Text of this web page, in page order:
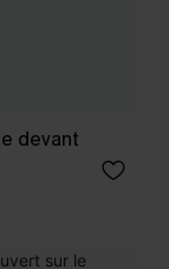
devant